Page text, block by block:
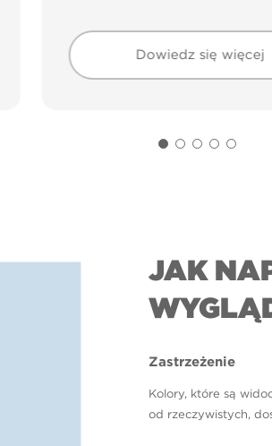
Dowiedz się więcej
JAK
Zastrzeżenie
Kolory, które są
od rzeczywistych,